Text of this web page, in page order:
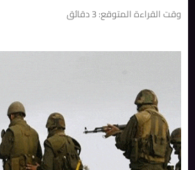
وقت القراءة المتوقع:3دقائق